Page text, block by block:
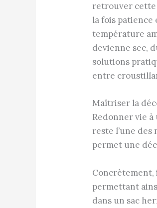
retrouver cette
la fois
température
devienne sec,
solutions
entre
Maîtriser la
Redonner vie
reste l’une
permet une
Concrètement,
permettant
dans un sac